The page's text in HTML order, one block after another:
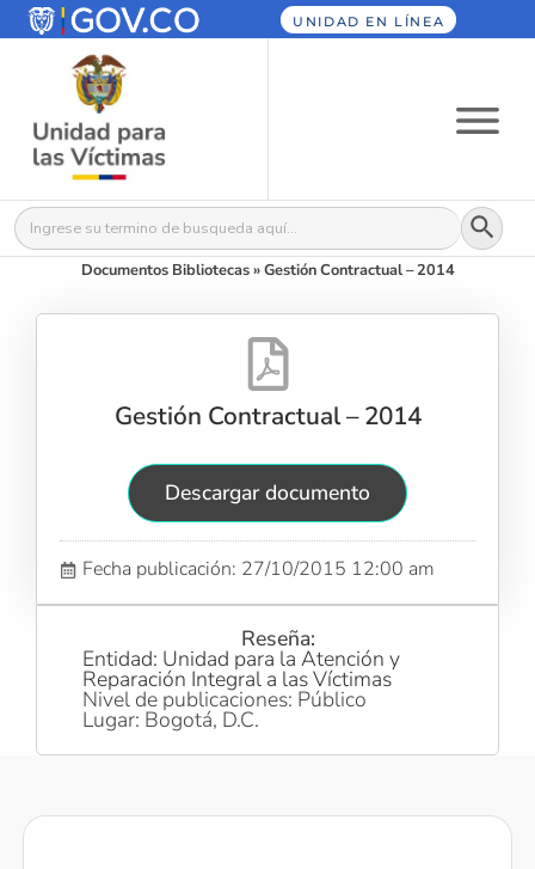
UNIDAD EN LÍNEA
Buscar: Botón
Documentos Bibliotecas»Gestión Contractual – 2014
Gestión Contractual – 2014
Descargar documento
Fecha publicación: 27/10/2015 12:00 am
Reseña:
Entidad: Unidad para la Atención y
Reparación Integral a las Víctimas
Nivel de publicaciones: Público
Lugar: Bogotá, D.C.